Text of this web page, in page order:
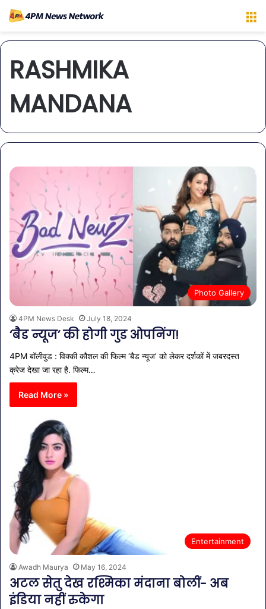
RASHMIKA
MANDANA
Photo Gallery
4PM News Desk July 18, 2024
‘बैड न्यूज’ की होगी गुड ओपनिंग!
4PM बॉलीवुड : विक्की कौशल की फिल्म ‘बैड न्यूज’ को लेकर दर्शकों में जबरदस्त
क्रेज देखा जा रहा है. फिल्म…
Read More »
Entertainment
Awadh Maurya May 16, 2024
अटल सेतु देख रश्मिका मंदाना बोलीं- अब
इंडिया नहीं रुकेगा